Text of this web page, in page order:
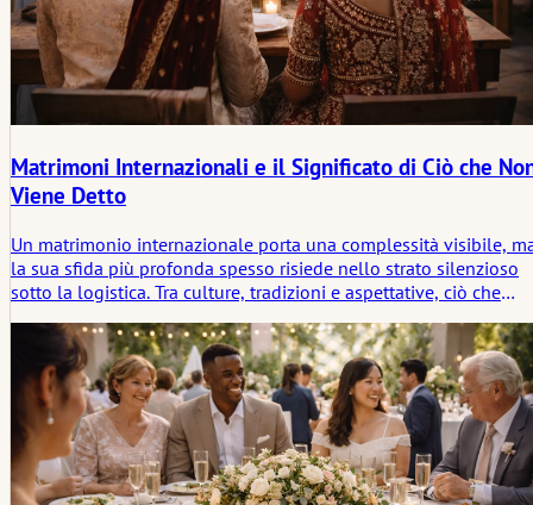
Matrimoni Internazionali e il Significato di Ciò che
Viene Detto
Un matrimonio internazionale porta una complessità visibile,
la sua sfida più profonda spesso risiede nello strato silenzioso
sotto la logistica. Tra culture, tradizioni e aspettative, ciò che
qualsiasi cosa sia formalmente pianificata.